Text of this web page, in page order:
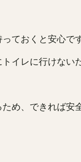
ておくと安心です
イレに行けない
め、できれば安